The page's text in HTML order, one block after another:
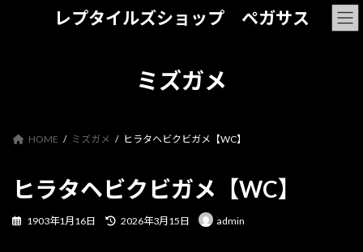
レプタイルズショップ ペガサス
ミズガメ
HOME ミズガメ ヒラタヘビクビガメ【WC】
ヒラタヘビクビガメ【WC】
1903年1月16日
最
2026年3月15日 admin